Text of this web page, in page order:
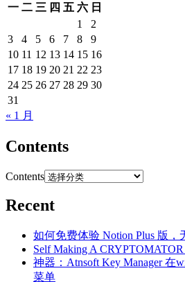
一 二 三 四 五 六 日
1
2
3
4 5 6 7 8
9
10 11 12 13 14 15 16
17 18 19 20 21 22 23
24 25 26 27 28 29 30
31
« 1 月
Contents
Contents
Recent
如何免费体验 Notion Plus 版
Self Making A CRYPTOMATOR
神器：Atnsoft Key Manager 在
菜单